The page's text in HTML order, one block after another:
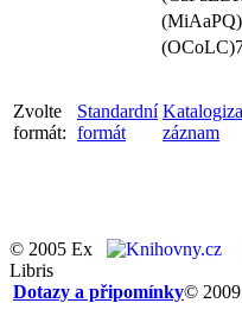
Zvolte
formát:
Standardní
formát
záznam
© 2005 Ex
Libris
© 2009
Dotazy a připomínky